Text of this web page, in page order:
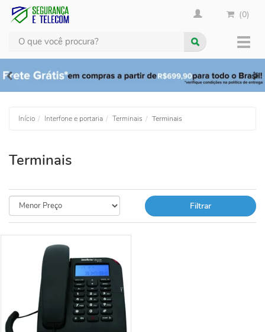
(0)
Busca
Início Interfone e portaria Terminais Terminais
Terminais
Filtrar